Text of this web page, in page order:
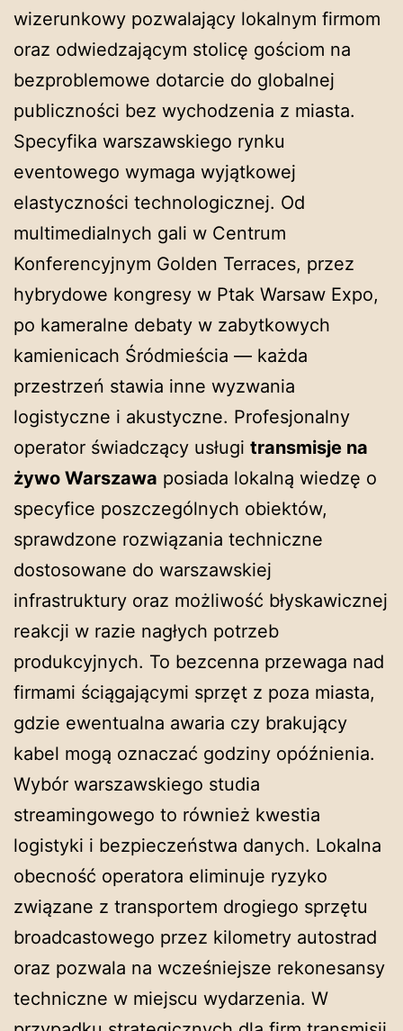
wizerunkowy pozwalający lokalnym firmom
oraz odwiedzającym stolicę gościom na
bezproblemowe dotarcie do globalnej
publiczności bez wychodzenia z miasta.
Specyfika warszawskiego rynku
eventowego wymaga wyjątkowej
elastyczności technologicznej. Od
multimedialnych gali w Centrum
Konferencyjnym Golden Terraces, przez
hybrydowe kongresy w Ptak Warsaw Expo,
po kameralne debaty w zabytkowych
kamienicach Śródmieścia — każda
przestrzeń stawia inne wyzwania
logistyczne i akustyczne. Profesjonalny
operator świadczący usługi transmisje na
żywo Warszawa posiada lokalną wiedzę o
specyfice poszczególnych obiektów,
sprawdzone rozwiązania techniczne
dostosowane do warszawskiej
infrastruktury oraz możliwość błyskawicznej
reakcji w razie nagłych potrzeb
produkcyjnych. To bezcenna przewaga nad
firmami ściągającymi sprzęt z poza miasta,
gdzie ewentualna awaria czy brakujący
kabel mogą oznaczać godziny opóźnienia.
Wybór warszawskiego studia
streamingowego to również kwestia
logistyki i bezpieczeństwa danych. Lokalna
obecność operatora eliminuje ryzyko
związane z transportem drogiego sprzętu
broadcastowego przez kilometry autostrad
oraz pozwala na wcześniejsze rekonesansy
techniczne w miejscu wydarzenia. W